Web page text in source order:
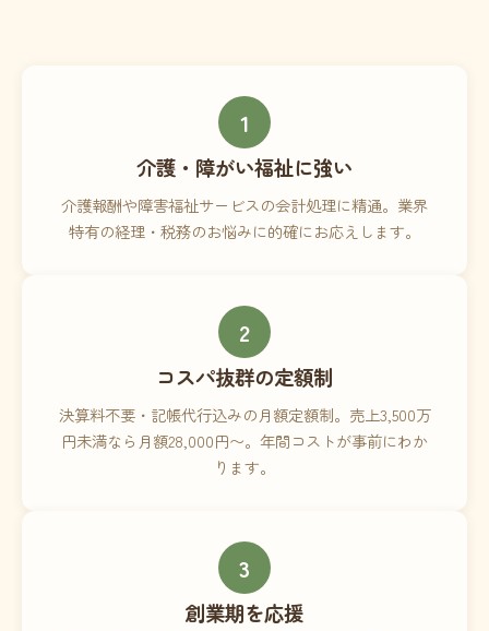
1
介護・障がい福祉に強い
介護報酬や障害福祉サービスの会計処理に精通。業界
特有の経理・税務のお悩みに的確にお応えします。
2
コスパ抜群の定額制
決算料不要・記帳代行込みの月額定額制。売上3,500万
円未満なら月額28,000円〜。年間コストが事前にわか
ります。
3
創業期を応援